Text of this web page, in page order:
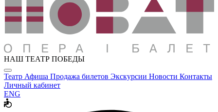
НАШ ТЕАТР ПОБЕДЫ
Театр Афиша Продажа билетов Экскурсии Новости Контакты
Личный кабинет
ENG